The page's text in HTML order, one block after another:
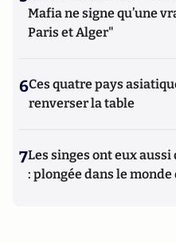
Mafia ne signe qu’une
Paris et Alger"
6Ces quatre pays
renverser la table
7Les singes ont eux
: plongée dans le